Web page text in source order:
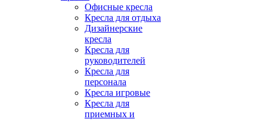
Офисные кресла
Кресла для отдыха
Дизайнерские
кресла
Кресла для
руководителей
Кресла для
персонала
Кресла игровые
Кресла для
приемных и